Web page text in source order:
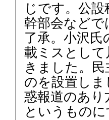
じです。公
幹部会などで
了承。小沢氏
載ミスとし
きました。
のを設置し
惑報道のあ
というもの